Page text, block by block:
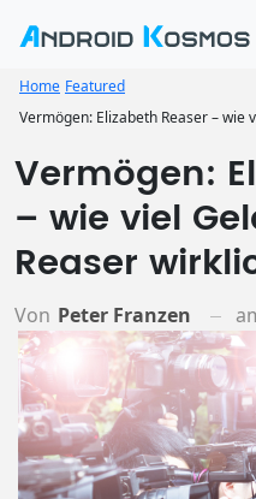
Home Featured
Vermögen: Elizabeth Reaser – wie
Vermögen:
– wie viel
Reaser
Von Peter Franzen